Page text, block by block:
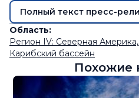
Полный текст пресс-
Область:
Регион IV: Северная
Карибский бассейн
Похожие